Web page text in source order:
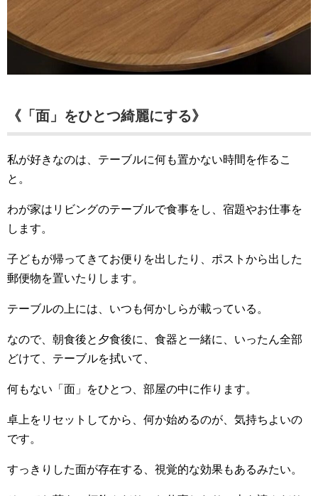
《「面」をひとつ綺麗にする》
私が好きなのは、テーブルに何も置かない時間を作るこ
と。
わが家はリビングのテーブルで食事をし、宿題やお仕事を
します。
子どもが帰ってきてお便りを出したり、ポストから出した
郵便物を置いたりします。
テーブルの上には、いつも何かしらが載っている。
なので、朝食後と夕食後に、食器と一緒に、いったん全部
どけて、テーブルを拭いて、
何もない「面」をひとつ、部屋の中に作ります。
卓上をリセットしてから、何か始めるのが、気持ちよいの
です。
すっきりした面が存在する、視覚的な効果もあるみたい。